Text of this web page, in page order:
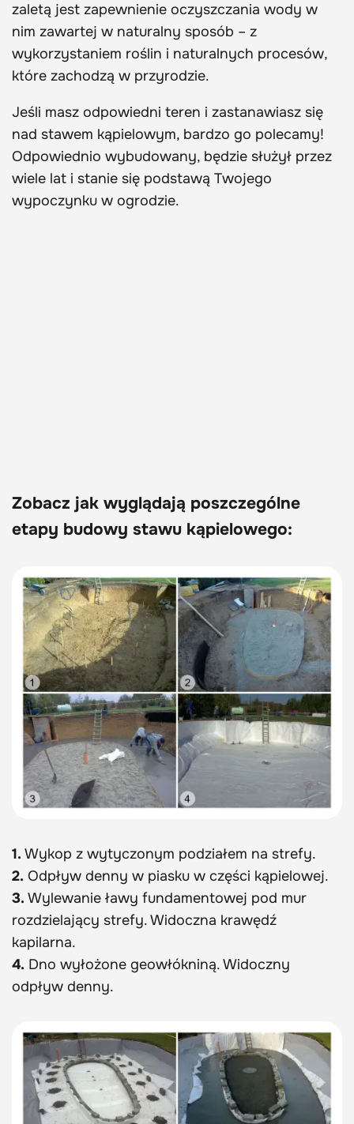
zaletą jest zapewnienie oczyszczania wody w
nim zawartej w naturalny sposób – z
wykorzystaniem roślin i naturalnych procesów,
które zachodzą w przyrodzie.
Jeśli masz odpowiedni teren i zastanawiasz się
nad stawem kąpielowym, bardzo go polecamy!
Odpowiednio wybudowany, będzie służył przez
wiele lat i stanie się podstawą Twojego
wypoczynku w ogrodzie.
Zobacz jak wyglądają poszczególne
etapy budowy stawu kąpielowego:
1. Wykop z wytyczonym podziałem na strefy.
2. Odpływ denny w piasku w części kąpielowej.
3. Wylewanie ławy fundamentowej pod mur
rozdzielający strefy. Widoczna krawędź
kapilarna.
4. Dno wyłożone geowłókniną. Widoczny
odpływ denny.